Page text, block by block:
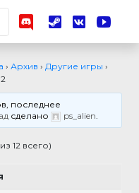
› Архив › Другие игры ›
последнее
сделано ps_alien.
12 всего)